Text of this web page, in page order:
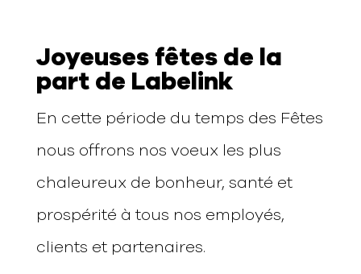
Joyeuses fêtes de la
part de Labelink
En cette période du temps des Fêtes
nous offrons nos voeux les plus
chaleureux de bonheur, santé et
prospérité à tous nos employés,
clients et partenaires.